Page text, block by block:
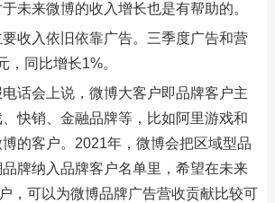
未来微博的收入增长也是有帮助的。
要收入依旧依靠广告。三季度广告和营
，同比增长1%。
话会上说，微博大客户即品牌客户主
快销、金融品牌等，比如阿里游戏和
的客户。2021年，微博会把区域型品
牌纳入品牌客户名单里，希望在未来
，可以为微博品牌广告营收贡献比较可